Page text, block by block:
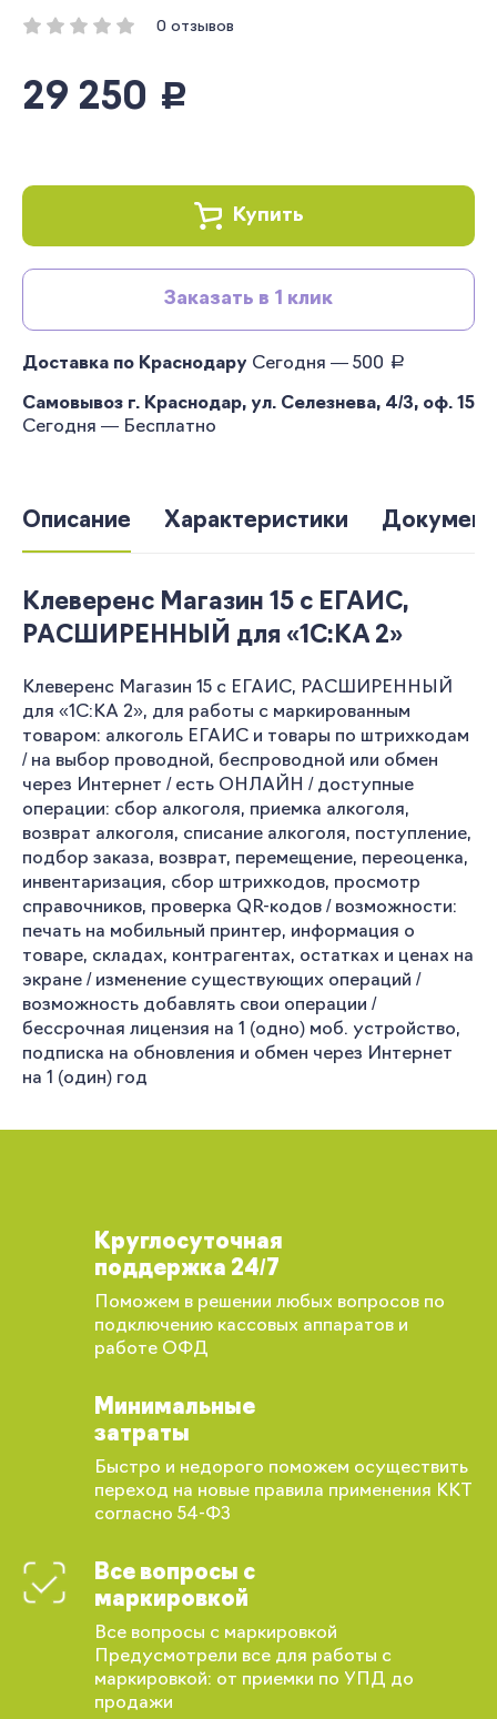
0 отзывов
29 250 руб.
Купить
Заказать в 1 клик
Доставка по Краснодару Сегодня — 500 руб.
Самовывоз г. Краснодар, ул. Селезнева, 4/3, оф. 15
Сегодня — Бесплатно
Описание Характеристики
Клеверенс Магазин 15 с ЕГАИС,
РАСШИРЕННЫЙ для «1С:КА 2»
Клеверенс Магазин 15 с ЕГАИС, РАСШИРЕННЫЙ
для «1С:КА 2», для работы с маркированным
товаром: алкоголь ЕГАИС и товары по штрихкодам
/ на выбор проводной, беспроводной или обмен
через Интернет / есть ОНЛАЙН / доступные
операции: сбор алкоголя, приемка алкоголя,
возврат алкоголя, списание алкоголя, поступление,
подбор заказа, возврат, перемещение, переоценка,
инвентаризация, сбор штрихкодов, просмотр
справочников, проверка QR-кодов / возможности:
печать на мобильный принтер, информация о
товаре, складах, контрагентах, остатках и ценах на
экране / изменение существующих операций /
возможность добавлять свои операции /
бессрочная лицензия на 1 (одно) моб. устройство,
подписка на обновления и обмен через Интернет
на 1 (один) год
Круглосуточная
поддержка 24/7
Поможем в решении любых вопросов по
подключению кассовых аппаратов и
работе ОФД
Минимальные
затраты
Быстро и недорого поможем осуществить
переход на новые правила применения ККТ
согласно 54-ФЗ
Все вопросы с
маркировкой
Все вопросы с маркировкой
Предусмотрели все для работы с
маркировкой: от приемки по УПД до
продажи
Вы сможете отслеживать статус своих
заказов и получать индивидуальные